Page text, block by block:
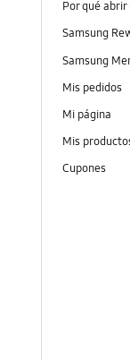
Por qué
Samsung
Samsung
Mis pedidos
Mi página
Mis
Cupones